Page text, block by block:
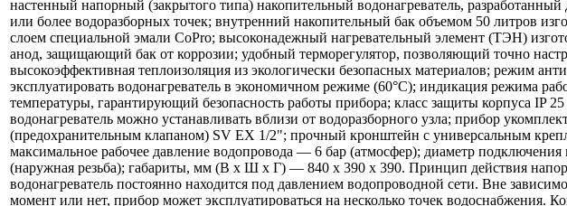
настенный напорный (закрытого типа) накопительный водонагреватель,
или более водоразборных точек; внутренний накопительный бак объемом 50 литров
слоем специальной эмали CoPro; высоконадежный нагревательный элемент (ТЭН)
анод, защищающий бак от коррозии; удобный терморегулятор, позволяющий точно
высокоэффективная теплоизоляция из экологически безопасных материалов; режим
эксплуатировать водонагреватель в экономичном режиме (60°С); индикация режима
температуры, гарантирующий безопасность работы прибора; класс защиты корпуса IP
водонагреватель можно устанавливать вблизи от водоразборного узла; прибор
(предохранительным клапаном) SV EX 1/2"; прочный кронштейн с универсальным
максимальное рабочее давление водопровода — 6 бар (атмосфер); диаметр
(наружная резьба); габариты, мм (В х Ш х Г) — 840 х 390 х 390. Принцип действия
водонагреватель постоянно находится под давлением водопроводной сети. Вне
момент или нет, прибор может эксплуатироваться на несколько точек водоснабжения.